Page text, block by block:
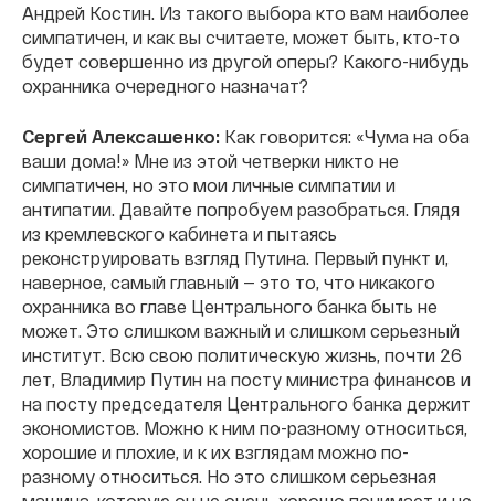
Андрей Костин. Из такого выбора кто вам наиболее
симпатичен, и как вы считаете, может быть, кто-то
будет совершенно из другой оперы? Какого-нибудь
охранника очередного назначат?
Сергей Алексашенко: Как говорится: «Чума на оба
ваши дома!» Мне из этой четверки никто не
симпатичен, но это мои личные симпатии и
антипатии. Давайте попробуем разобраться. Глядя
из кремлевского кабинета и пытаясь
реконструировать взгляд Путина. Первый пункт и,
наверное, самый главный — это то, что никакого
охранника во главе Центрального банка быть не
может. Это слишком важный и слишком серьезный
институт. Всю свою политическую жизнь, почти 26
лет, Владимир Путин на посту министра финансов и
на посту председателя Центрального банка держит
экономистов. Можно к ним по-разному относиться,
хорошие и плохие, и к их взглядам можно по-
разному относиться. Но это слишком серьезная